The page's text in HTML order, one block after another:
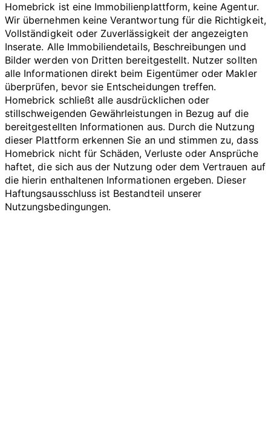
Homebrick ist eine Immobilienplattform, keine Agentur.
Wir übernehmen keine Verantwortung für die Richtigkeit,
Vollständigkeit oder Zuverlässigkeit der angezeigten
Inserate. Alle Immobiliendetails, Beschreibungen und
Bilder werden von Dritten bereitgestellt. Nutzer sollten
alle Informationen direkt beim Eigentümer oder Makler
überprüfen, bevor sie Entscheidungen treffen.
Homebrick schließt alle ausdrücklichen oder
stillschweigenden Gewährleistungen in Bezug auf die
bereitgestellten Informationen aus. Durch die Nutzung
dieser Plattform erkennen Sie an und stimmen zu, dass
Homebrick nicht für Schäden, Verluste oder Ansprüche
haftet, die sich aus der Nutzung oder dem Vertrauen auf
die hierin enthaltenen Informationen ergeben. Dieser
Haftungsausschluss ist Bestandteil unserer
Nutzungsbedingungen.